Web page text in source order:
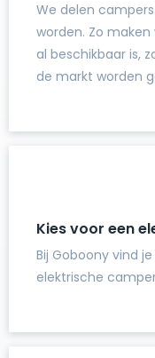
We delen
worden. Zo
al beschikbaar is,
de markt worden
Kies voor een
Bij Goboony vind
elektrische